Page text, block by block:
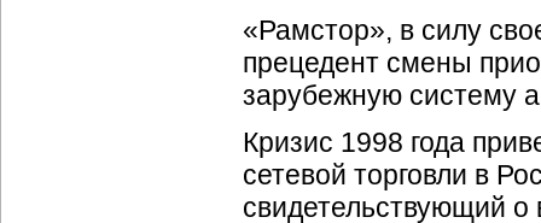
«Рамстор», в силу
прецедент смены
зарубежную систему
Кризис 1998 года
сетевой торговли в
свидетельствующий о